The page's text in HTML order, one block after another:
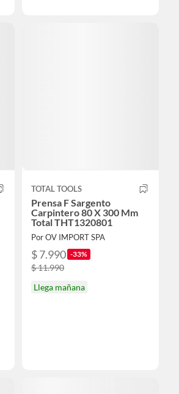
TOTAL TOOLS
Prensa F Sargento
Carpintero 80 X 300 Mm
Total THT1320801
Por OV IMPORT SPA
$ 7.990 -33%
$ 11.990
Llega mañana